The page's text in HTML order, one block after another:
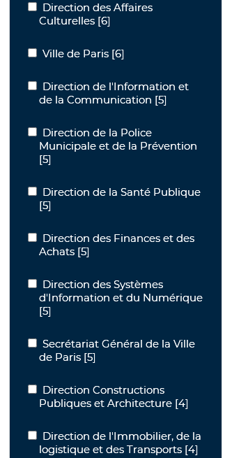
Direction des Affaires Culturelles
Direction des Affaires
Culturelles [6]
Ville de Paris
Ville de Paris [6]
Direction de l'Information et de la
Direction de l'Information et
de la Communication [5]
Direction de la Police Municipale et
Direction de la Police
Municipale et de la Prévention
[5]
Direction de la Santé Publique
Direction de la Santé Publique
[5]
Direction des Finances et des Achats
Direction des Finances et des
Achats [5]
Direction des Systèmes
Direction des Systèmes
d'Information et du Numérique
[5]
Secrétariat Général de la Ville de Paris
Secrétariat Général de la Ville
de Paris [5]
Direction Constructions Publiques et
Direction Constructions
Publiques et Architecture [4]
Direction de l'Immobilier, de la
Direction de l'Immobilier, de la
logistique et des Transports [4]